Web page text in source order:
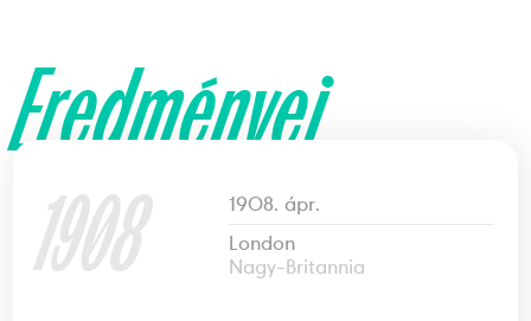
Eredményei
1908
1908. ápr.
London
Nagy-Britannia